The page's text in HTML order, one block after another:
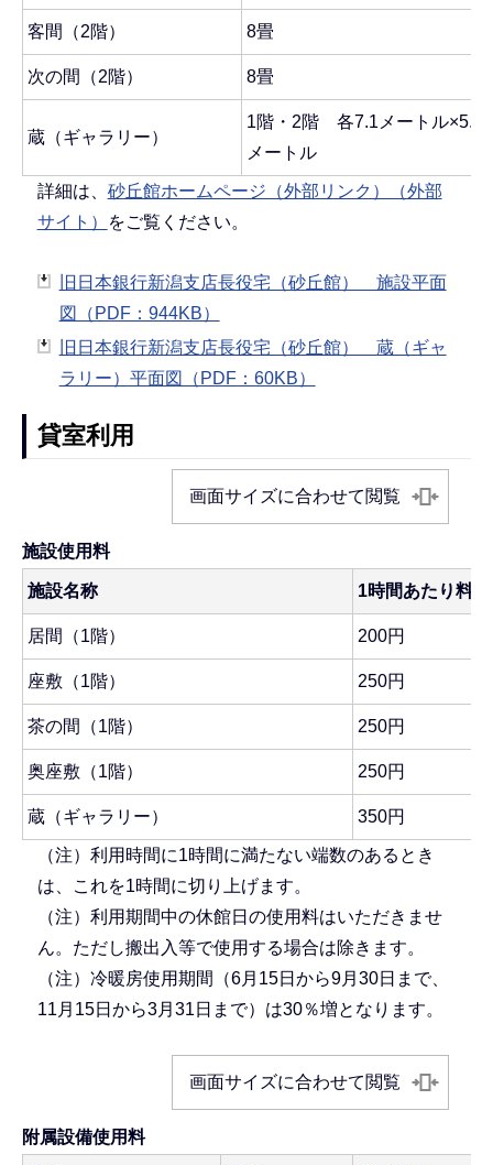
客間（2階） 8畳
次の間（2階） 8畳
蔵（ギャラリー）
1階・2階 各7.1メートル×5.3
メートル
詳細は、 砂丘館ホームページ（外部リンク）（外部
サイト）
をご覧ください。
旧日本銀行新潟支店長役宅（砂丘館） 施設平面
図（PDF：944KB）
旧日本銀行新潟支店長役宅（砂丘館） 蔵（ギャ
ラリー）平面図（PDF：60KB）
貸室利用
画面サイズに合わせて閲覧
施設使用料
施設名称 1時間あたり料金
居間（1階） 200円
座敷（1階） 250円
茶の間（1階） 250円
奥座敷（1階） 250円
蔵（ギャラリー） 350円
（注）利用時間に1時間に満たない端数のあるとき
は、これを1時間に切り上げます。
（注）利用期間中の休館日の使用料はいただきませ
ん。ただし搬出入等で使用する場合は除きます。
（注）冷暖房使用期間（6月15日から9月30日まで、
11月15日から3月31日まで）は30％増となります。
画面サイズに合わせて閲覧
附属設備使用料